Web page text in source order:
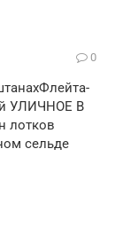
0
УЛИЧНОЕ В
лотков
сельде